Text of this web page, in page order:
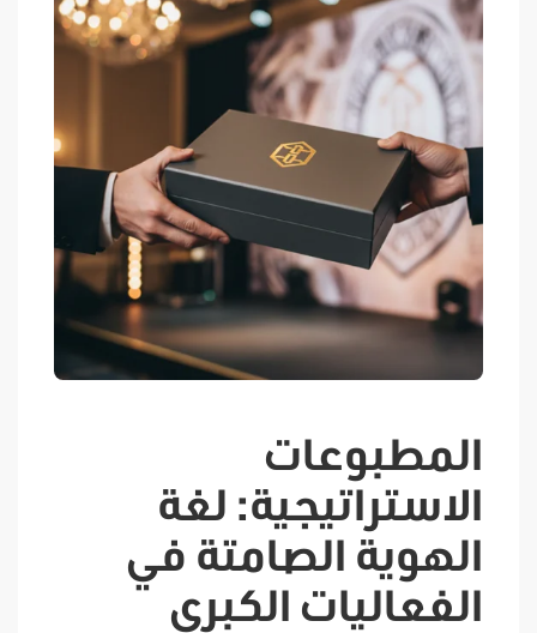
المطبوعات
الاستراتيجية: لغة
الهوية الصامتة في
الفعاليات الكبرى